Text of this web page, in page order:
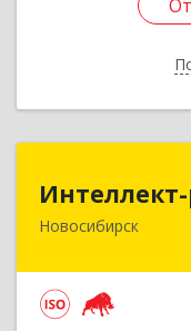
Интеллект-
Новосибирск
630087,